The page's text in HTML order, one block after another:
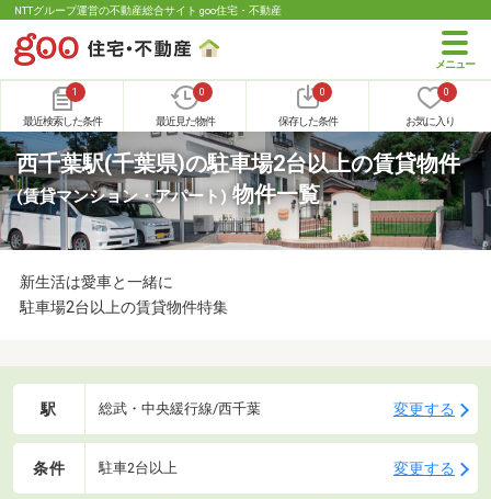
NTTグループ運営の不動産総合サイト goo住宅・不動産
1
最近検索した条件
0
最近見た物件
0
保存した条件
0
お気に入り
西千葉駅(千葉県)の駐車場2台以上の賃貸物件
(賃貸マンション・アパート) 物件一覧
新生活は愛車と一緒に
駐車場2台以上の賃貸物件特集
駅 総武・中央緩行線/西千葉 変更する
条件 駐車2台以上 変更する